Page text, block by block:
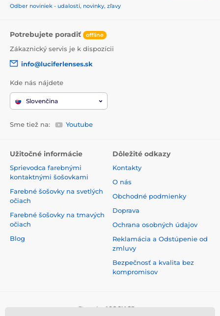
Odber noviniek - udalosti, novinky, zľavy
Potrebujete poradiť offline
Zákaznický servis je k dispozícii
info@luciferlenses.sk
Kde nás nájdete
Slovenčina
Sme tiež na: Youtube
Užitočné informácie
Sprievodca farebnými
kontaktnými šošovkami
Farebné šošovky na svetlých
očiach
Farebné šošovky na tmavých
očiach
Blog
Dôležité odkazy
Kontakty
O nás
Obchodné podmienky
Doprava
Ochrana osobných údajov
Reklamácia a Odstúpenie od
zmluvy
Bezpečnosť a kvalita bez
kompromisov